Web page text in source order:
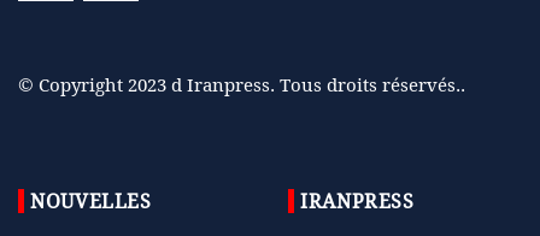
© Copyright 2023 d Iranpress. Tous droits réservés..
NOUVELLES IRANPRESS